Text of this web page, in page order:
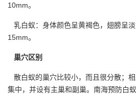
10mm。
乳白蚁：身体颜色呈黄褐色，翅膀呈
15mm。
巢穴区别
散白蚁的巢穴比较小，而且很分散；相
集中，并设有主巢和副巢。南海预防白